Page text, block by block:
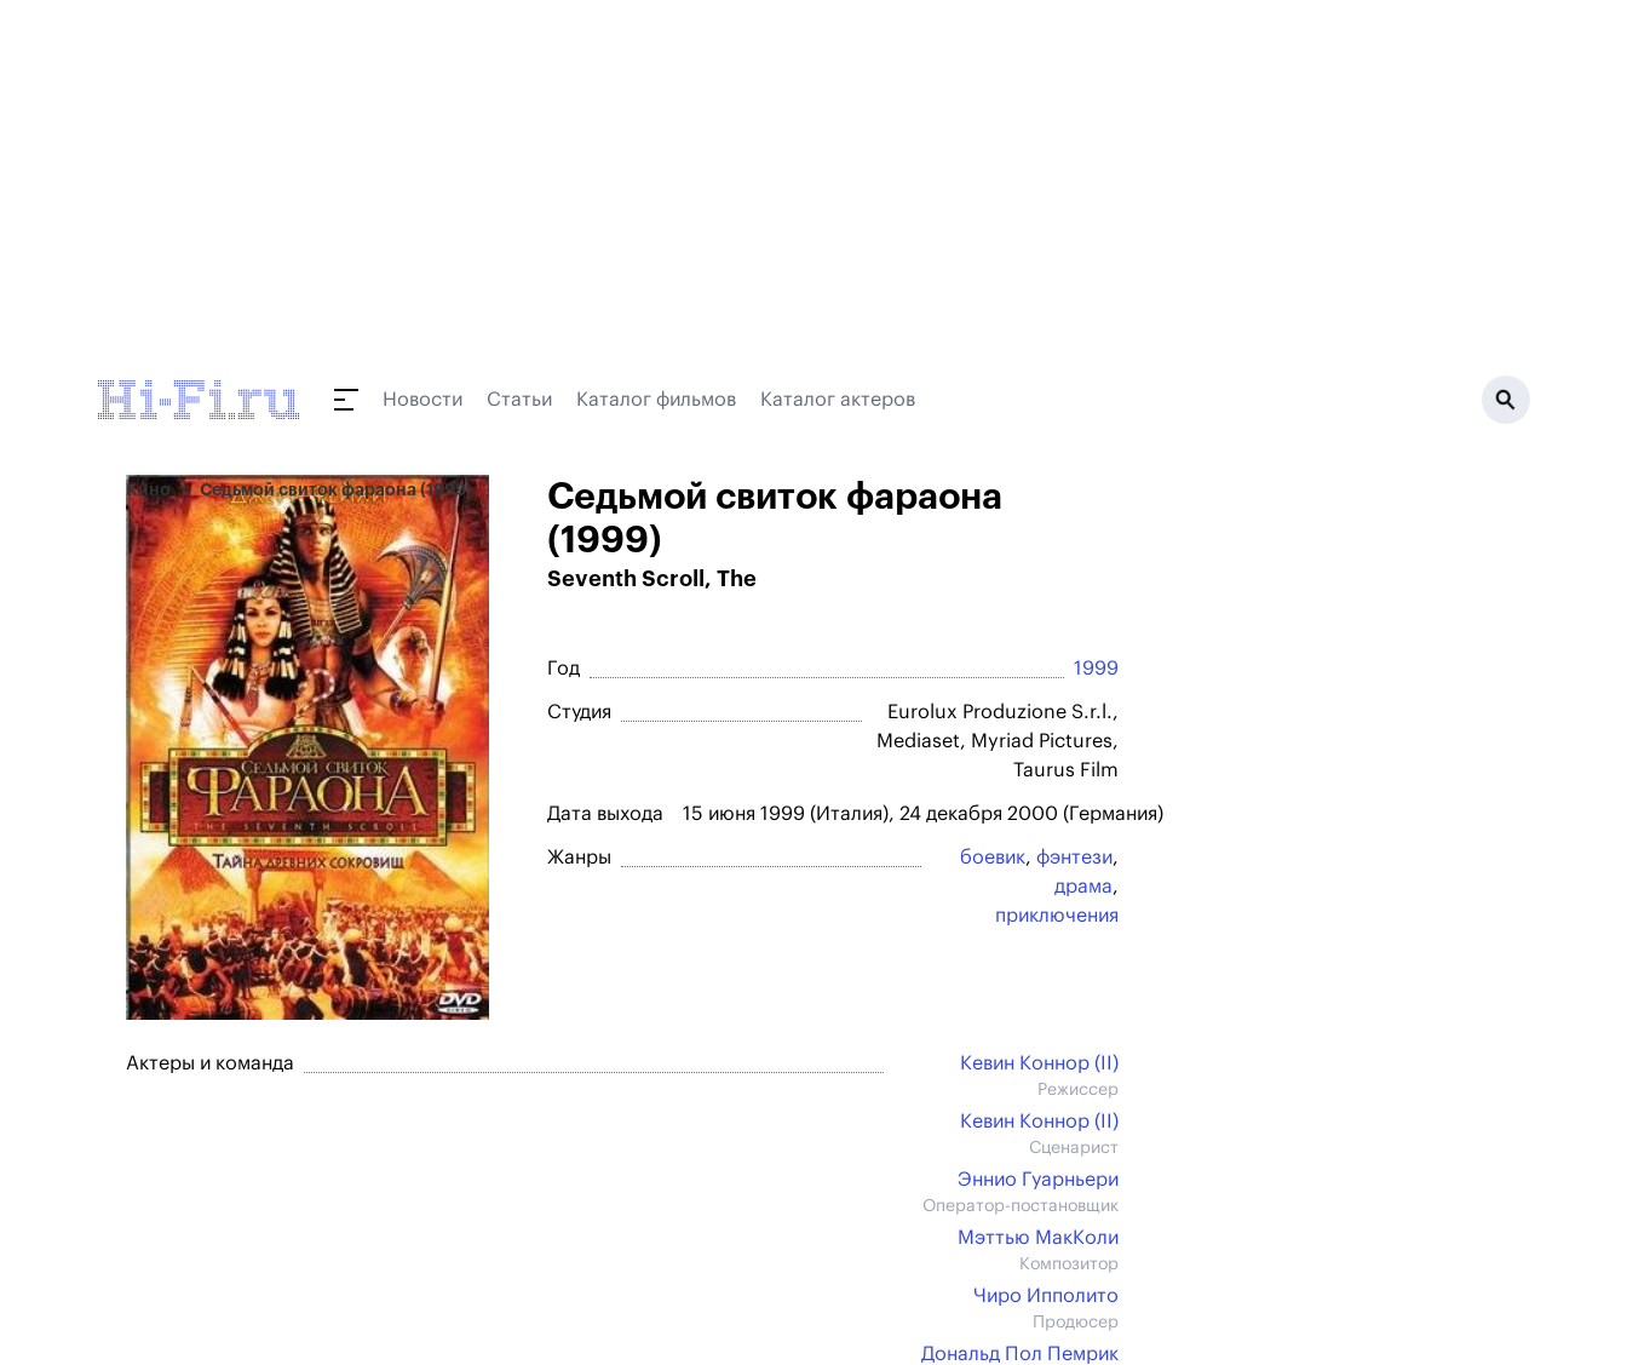
Новости Статьи Каталог фильмов Каталог актеров
Кино Седьмой свиток фараона (1999)
Седьмой свиток фараона
(1999)
Seventh Scroll, The
Год 1999
Студия
Eurolux Produzione S.r.l.,
Mediaset, Myriad Pictures,
Taurus Film
Дата выхода 15 июня 1999 (Италия), 24 декабря 2000 (Германия)
Жанры боевик, фэнтези,
драма,
приключения
Актеры и команда Кевин Коннор (II)
Режиссер
Кевин Коннор (II)
Сценарист
Эннио Гуарньери
Оператор-постановщик
Мэттью МакКоли
Композитор
Чиро Ипполито
Продюсер
Дональд Пол Пемрик